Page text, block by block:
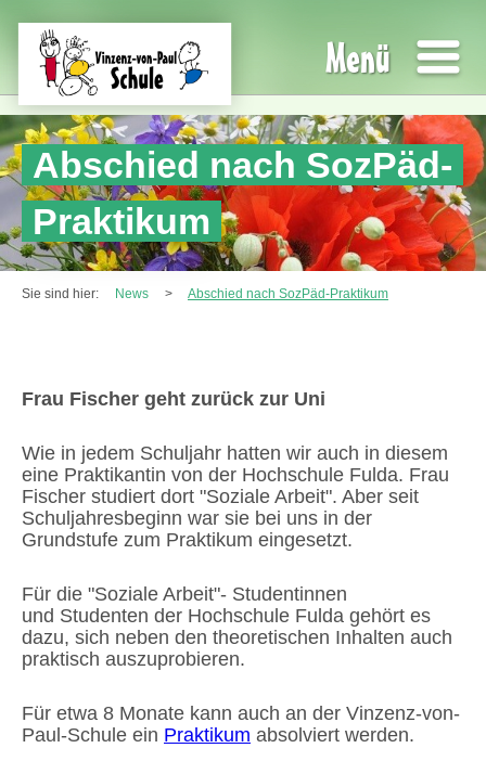
Menü
Abschied nach SozPäd-
Praktikum
Sie sind hier: News > Abschied nach SozPäd-Praktikum
Frau Fischer geht zurück zur Uni
Wie in jedem Schuljahr hatten wir auch in diesem
eine Praktikantin von der Hochschule Fulda. Frau
Fischer studiert dort "Soziale Arbeit". Aber seit
Schuljahresbeginn war sie bei uns in der
Grundstufe zum Praktikum eingesetzt.
Für die "Soziale Arbeit"- Studentinnen
und Studenten der Hochschule Fulda gehört es
dazu, sich neben den theoretischen Inhalten auch
praktisch auszuprobieren.
Für etwa 8 Monate kann auch an der Vinzenz-von-
Paul-Schule ein Praktikum absolviert werden.